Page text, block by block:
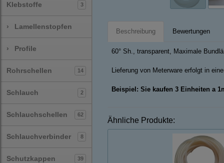
Klebstoffe 3
› Lamellenstopfen
› Profile
Rohrschellen 14
Schlauch 2
Schlauchschellen 62
Schlauchverbinder 8
Schutzkappen 39
Beschreibung Bewertungen
60° Sh., transparent, Maximale
Lieferung von Meterware erfolgt in
Beispiel: Sie kaufen 3 Einheiten a
Ähnliche Produkte: